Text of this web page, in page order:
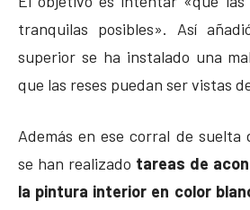
tranquilas posibles». Así
superior se ha instalado una
que las reses puedan ser vistas
Además en ese corral de suelta
se han realizado tareas de
la pintura interior en color